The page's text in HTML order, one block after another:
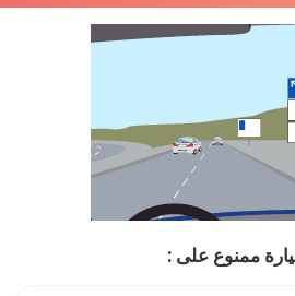
ممنوع على :